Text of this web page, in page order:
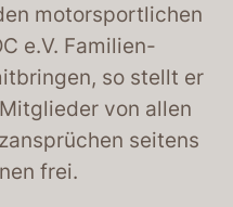
motorsportlichen
e.V. Familien-
so stellt er
von allen
seitens
frei.